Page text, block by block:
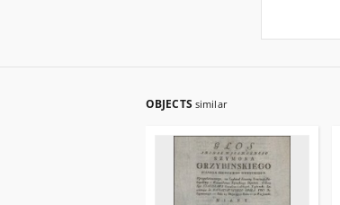
OBJECTS similar